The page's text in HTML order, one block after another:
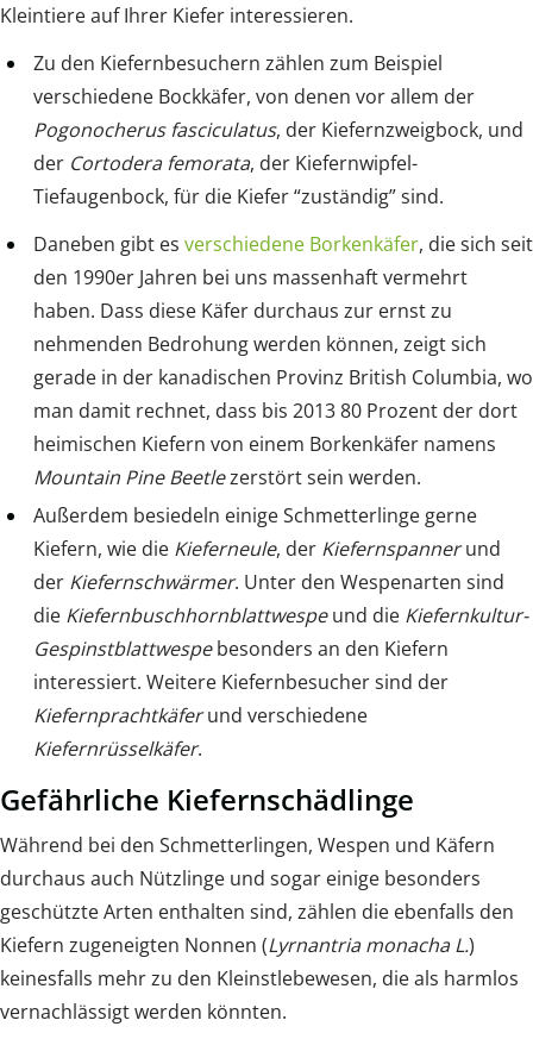
Kleintiere auf Ihrer Kiefer interessieren.
Zu den Kiefernbesuchern zählen zum Beispiel
verschiedene Bockkäfer, von denen vor allem der
Pogonocherus fasciculatus, der Kiefernzweigbock, und
der Cortodera femorata, der Kiefernwipfel-
Tiefaugenbock, für die Kiefer “zuständig” sind.
Daneben gibt es verschiedene Borkenkäfer, die sich seit
den 1990er Jahren bei uns massenhaft vermehrt
haben. Dass diese Käfer durchaus zur ernst zu
nehmenden Bedrohung werden können, zeigt sich
gerade in der kanadischen Provinz British Columbia, wo
man damit rechnet, dass bis 2013 80 Prozent der dort
heimischen Kiefern von einem Borkenkäfer namens
Mountain Pine Beetlezerstört sein werden.
Außerdem besiedeln einige Schmetterlinge gerne
Kiefern, wie die Kieferneule, der Kiefernspannerund
der Kiefernschwärmer. Unter den Wespenarten sind
die Kiefernbuschhornblattwespeund die Kiefernkultur-
Gespinstblattwespebesonders an den Kiefern
interessiert. Weitere Kiefernbesucher sind der
Kiefernprachtkäferund verschiedene
Kiefernrüsselkäfer.
Gefährliche Kiefernschädlinge
Während bei den Schmetterlingen, Wespen und Käfern
durchaus auch Nützlinge und sogar einige besonders
geschützte Arten enthalten sind, zählen die ebenfalls den
Kiefern zugeneigten Nonnen (Lyrnantria monacha L.)
keinesfalls mehr zu den Kleinstlebewesen, die als harmlos
vernachlässigt werden könnten.